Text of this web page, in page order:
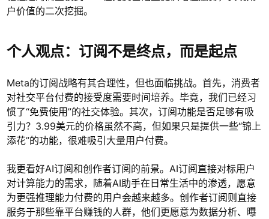
户价值的二次挖掘。
个人观点：订阅不是终点，而是起点
Meta的订阅战略有其合理性，但也面临挑战。首先，消费者
对社交平台付费的接受度需要时间培养。毕竟，我们已经习
惯了“免费使用”的社交体验。其次，订阅功能是否足够有吸
引力？3.99美元的价格虽然不高，但如果只是提供一些“锦上
添花”的功能，很难吸引大量用户付费。
我更看好AI订阅和创作者订阅的前景。AI订阅直接对标用户
对计算能力的需求，随着AI助手在日常生活中的渗透，愿意
为更强推理能力付费的用户会越来越多。创作者订阅则直接
服务于那些靠平台赚钱的人群，他们更愿意为数据分析、曝